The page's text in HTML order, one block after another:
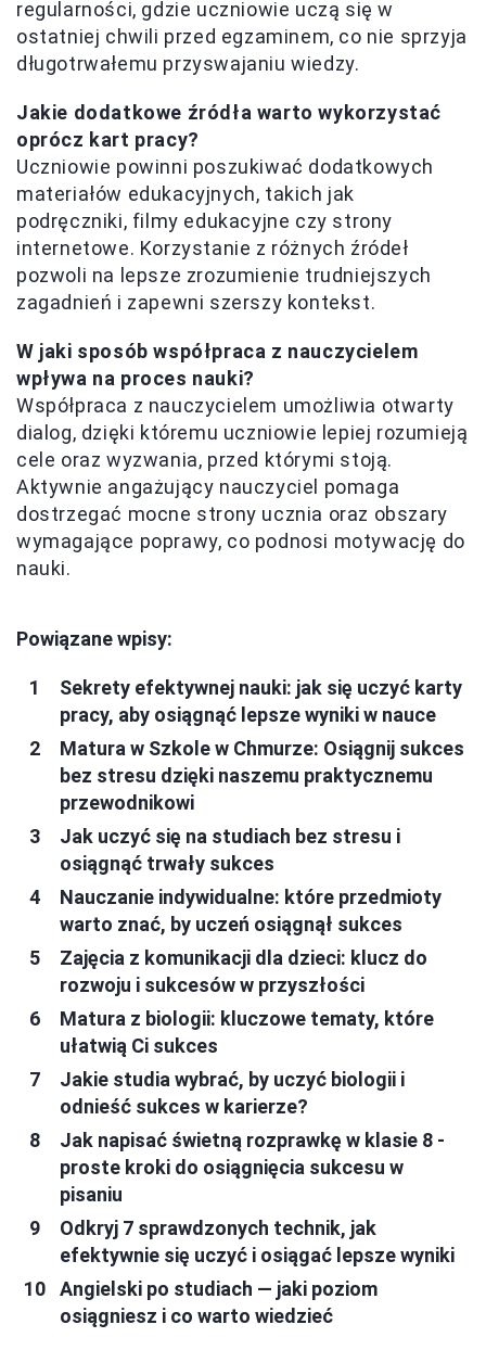
regularności, gdzie uczniowie uczą się w
ostatniej chwili przed egzaminem, co nie sprzyja
długotrwałemu przyswajaniu wiedzy.
Jakie dodatkowe źródła warto wykorzystać
oprócz kart pracy?
Uczniowie powinni poszukiwać dodatkowych
materiałów edukacyjnych, takich jak
podręczniki, filmy edukacyjne czy strony
internetowe. Korzystanie z różnych źródeł
pozwoli na lepsze zrozumienie trudniejszych
zagadnień i zapewni szerszy kontekst.
W jaki sposób współpraca z nauczycielem
wpływa na proces nauki?
Współpraca z nauczycielem umożliwia otwarty
dialog, dzięki któremu uczniowie lepiej rozumieją
cele oraz wyzwania, przed którymi stoją.
Aktywnie angażujący nauczyciel pomaga
dostrzegać mocne strony ucznia oraz obszary
wymagające poprawy, co podnosi motywację do
nauki.
Powiązane wpisy:
Sekrety efektywnej nauki: jak się uczyć karty
pracy, aby osiągnąć lepsze wyniki w nauce
Matura w Szkole w Chmurze: Osiągnij sukces
bez stresu dzięki naszemu praktycznemu
przewodnikowi
Jak uczyć się na studiach bez stresu i
osiągnąć trwały sukces
Nauczanie indywidualne: które przedmioty
warto znać, by uczeń osiągnął sukces
Zajęcia z komunikacji dla dzieci: klucz do
rozwoju i sukcesów w przyszłości
Matura z biologii: kluczowe tematy, które
ułatwią Ci sukces
Jakie studia wybrać, by uczyć biologii i
odnieść sukces w karierze?
Jak napisać świetną rozprawkę w klasie 8 -
proste kroki do osiągnięcia sukcesu w
pisaniu
Odkryj 7 sprawdzonych technik, jak
efektywnie się uczyć i osiągać lepsze wyniki
Angielski po studiach — jaki poziom
osiągniesz i co warto wiedzieć